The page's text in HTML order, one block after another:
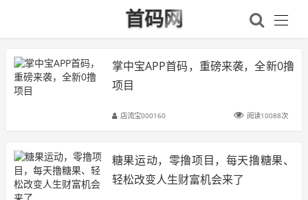
首码网
掌中宝APP首码，重磅来袭，全新0撸
项目
店流宝000160 阅读10088次
糖果运动，零撸项目，每天撸糖果、
轻松改变人生财富机会来了